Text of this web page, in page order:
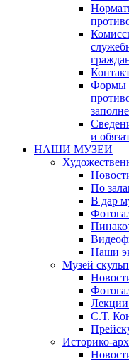
Формы
и
НАШИ МУЗЕИ
По
В дар
Наши
Музей
Лекции
С.Т.
Историко-